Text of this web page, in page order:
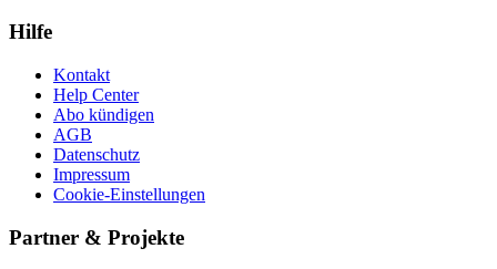
Hilfe
Kontakt
Help Center
Abo kündigen
AGB
Datenschutz
Impressum
Cookie-Einstellungen
Partner & Projekte